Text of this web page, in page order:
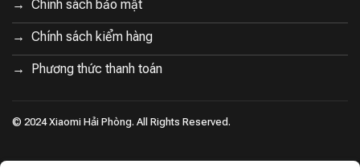
Chính sách bảo mật
Chính sách kiểm hàng
Phương thức thanh toán
© 2024 Xiaomi Hải Phòng. All Rights Reserved.